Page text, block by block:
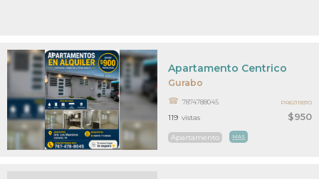
Gurabo
$950
Apartamento Centrico
7874788045
Apartamento MAS
119 vistas
PR62118310